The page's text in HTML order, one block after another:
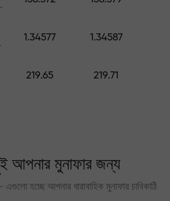
Yen
Dollar
1.34577 1.34587
219.65 219.71
আপনার মুনাফার জন্য
হচ্ছে আপনার ধারাবাহিক মুনাফার চাবিকাঠি